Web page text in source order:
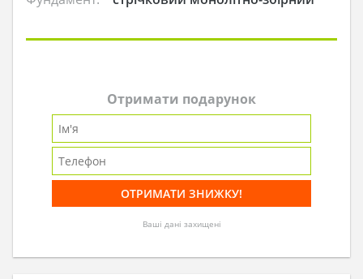
Отримати подарунок
Ваші дані захищені